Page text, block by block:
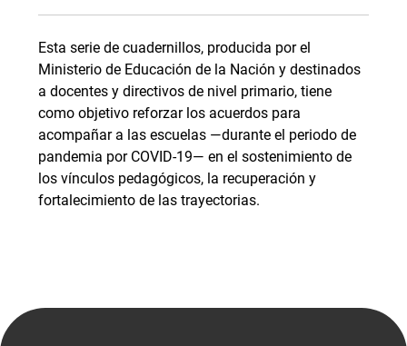
Esta serie de cuadernillos, producida por el
Ministerio de Educación de la Nación y destinados
a docentes y directivos de nivel primario, tiene
como objetivo reforzar los acuerdos para
acompañar a las escuelas —durante el periodo de
pandemia por COVID-19— en el sostenimiento de
los vínculos pedagógicos, la recuperación y
fortalecimiento de las trayectorias.